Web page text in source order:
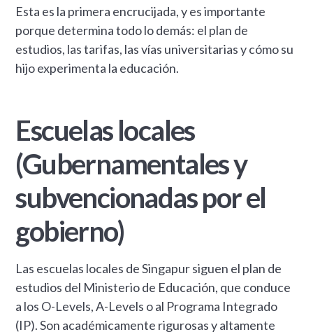
Esta es la primera encrucijada, y es importante
porque determina todo lo demás: el plan de
estudios, las tarifas, las vías universitarias y cómo su
hijo experimenta la educación.
Escuelas locales
(Gubernamentales y
subvencionadas por el
gobierno)
Las escuelas locales de Singapur siguen el plan de
estudios del Ministerio de Educación, que conduce
a los O-Levels, A-Levels o al Programa Integrado
(IP). Son académicamente rigurosas y altamente